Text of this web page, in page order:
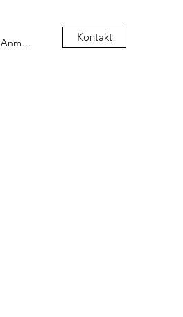
Anmelden Kontakt